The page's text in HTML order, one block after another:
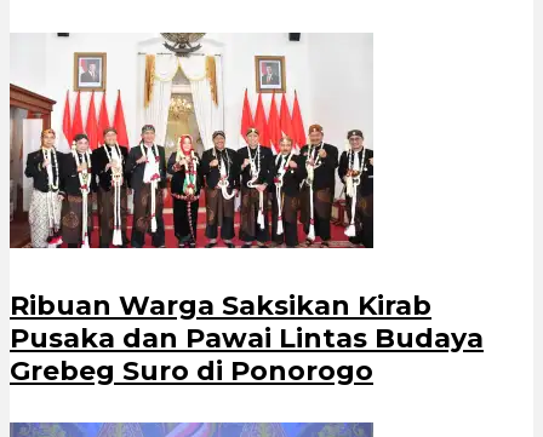
Ribuan Warga Saksikan Kirab
Pusaka dan Pawai Lintas Budaya
Grebeg Suro di Ponorogo